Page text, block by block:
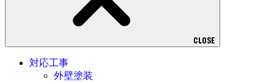
CLOSE
対応工事
外壁塗装